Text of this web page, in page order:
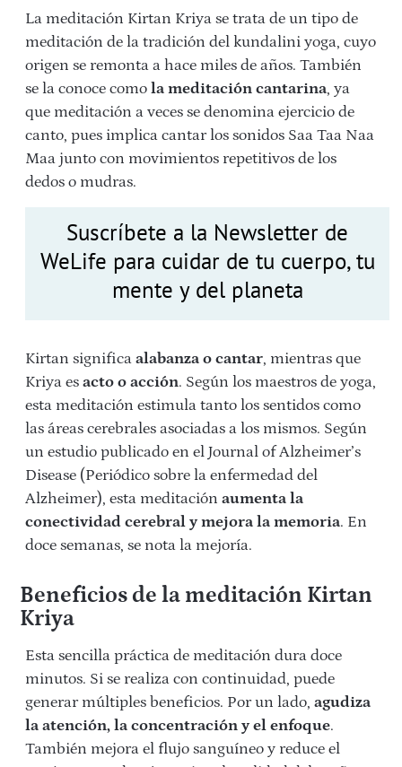
La meditación Kirtan Kriya se trata de un tipo de
meditación de la tradición del kundalini yoga, cuyo
origen se remonta a hace miles de años. También
se la conoce como la meditación cantarina, ya
que meditación a veces se denomina ejercicio de
canto, pues implica cantar los sonidos Saa Taa Naa
Maa junto con movimientos repetitivos de los
dedos o mudras.
Suscríbete a la Newsletter de
WeLife para cuidar de tu cuerpo, tu
mente y del planeta
Kirtan significa alabanza o cantar, mientras que
Kriya es acto o acción. Según los maestros de yoga,
esta meditación estimula tanto los sentidos como
las áreas cerebrales asociadas a los mismos. Según
un estudio publicado en el Journal of Alzheimer’s
Disease (Periódico sobre la enfermedad del
Alzheimer), esta meditación aumenta la
conectividad cerebral y mejora la memoria. En
doce semanas, se nota la mejoría.
Beneficios de la meditación Kirtan
Kriya
Esta sencilla práctica de meditación dura doce
minutos. Si se realiza con continuidad, puede
generar múltiples beneficios. Por un lado, agudiza
la atención, la concentración y el enfoque.
También mejora el flujo sanguíneo y reduce el